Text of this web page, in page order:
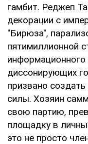
гамбит. Реджеп
декорации с
"Бирюза",
пятимиллионной
диссонирующих
призвано
силы. Хозяин
свою партию,
площадку в
это не просто